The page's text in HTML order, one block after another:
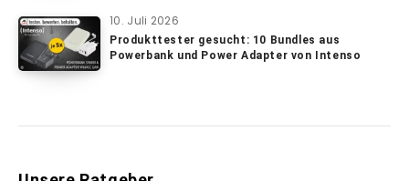
10. Juli 2026
Produkttester gesucht: 10 Bundles aus
Powerbank und Power Adapter von Intenso